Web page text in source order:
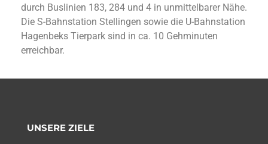
durch Buslinien 183, 284 und 4 in unmittelbarer Nähe.
Die S-Bahnstation Stellingen sowie die U-Bahnstation
Hagenbeks Tierpark sind in ca. 10 Gehminuten
erreichbar.
UNSERE ZIELE